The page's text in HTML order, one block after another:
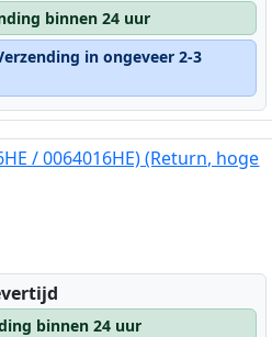
binnen 24 uur
in ongeveer 2-3
/ 0064016HE) (Return, hoge
binnen 24 uur